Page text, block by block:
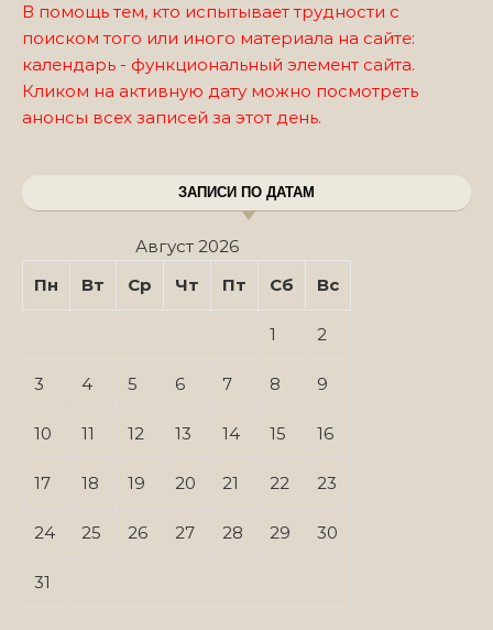
В помощь тем, кто испытывает трудности с
поиском того или иного материала на сайте:
календарь - функциональный элемент сайта.
Кликом на активную дату можно посмотреть
анонсы всех записей за этот день.
ЗАПИСИ ПО ДАТАМ
Август 2026
Пн
Вт Ср Чт Пт Сб Вс
1 2
3 4 5 6 7 8 9
10 11 12 13 14 15 16
17 18 19 20 21 22 23
24 25 26 27 28 29 30
31